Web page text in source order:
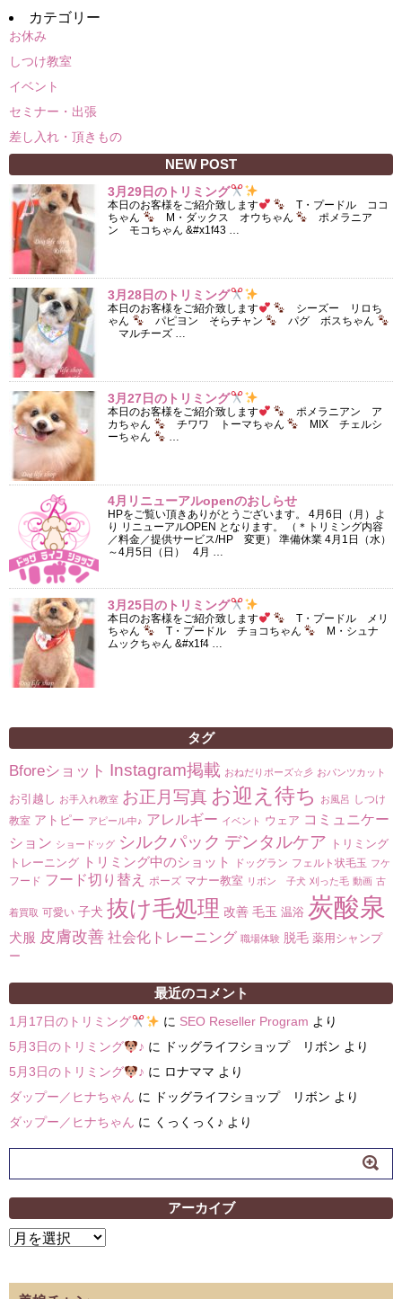
カテゴリー
お休み
しつけ教室
イベント
セミナー・出張
差し入れ・頂きもの
NEW POST
3月29日のトリミング
本日のお客様をご紹介致します
T・プードル ココ
ちゃん
M・ダックス オウちゃん
ポメラニア
ン モコちゃん &#x1f43 …
3月28日のトリミング
本日のお客様をご紹介致します
シーズー リロち
ゃん
パピヨン そらチャン
パグ ボスちゃん
マルチーズ …
3月27日のトリミング
本日のお客様をご紹介致します
ポメラニアン ア
カちゃん
チワワ トーマちゃん
MIX チェルシ
ーちゃん
…
4月リニューアルopenのおしらせ
HPをご覧い頂きありがとうございます。 4月6日（月）よ
り リニューアルOPEN となります。 （＊トリミング内容
／料金／提供サービス/HP 変更） 準備休業 4月1日（水）
～4月5日（日） 4月 …
3月25日のトリミング
本日のお客様をご紹介致します
T・プードル メリ
ちゃん
T・プードル チョコちゃん
M・シュナ
ムックちゃん &#x1f4 …
タグ
Bforeショット Instagram掲載 おねだりポーズ☆彡 おパンツカット
お引越し お手入れ教室 お正月写真 お迎え待ち お風呂 しつけ
教室 アトピー アピール中♪ アレルギー イベント ウェア コミュニケー
ション ショードッグ シルクパック デンタルケア
トリミング
トレーニング
トリミング中のショット ドッグラン フェルト状毛玉 フケ
フード フード切り替え ポーズ マナー教室 リボン 子犬 刈った毛 動画 古
着買取 可愛い 子犬 抜け毛処理 改善 毛玉 温浴 炭酸泉
犬服 皮膚改善 社会化トレーニング 職場体験 脱毛 薬用シャンプ
ー
最近のコメント
1月17日のトリミング に SEO Reseller Program より
5月3日のトリミング
♪ に ドッグライフショップ リボン より
5月3日のトリミング
♪ に ロナママ より
ダップー／ヒナちゃん に ドッグライフショップ リボン より
ダップー／ヒナちゃん に くっくっく♪ より
アーカイブ
ア
イ